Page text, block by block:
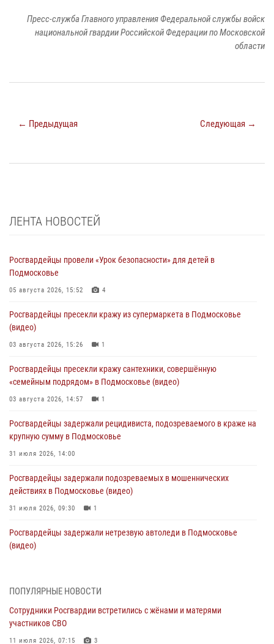
Пресс-служба Главного управления Федеральной службы войск
национальной гвардии Российской Федерации по Московской
области
← Предыдущая Следующая →
ЛЕНТА НОВОСТЕЙ
Росгвардейцы провели «Урок безопасности» для детей в
Подмосковье
05 августа 2026, 15:52 4
Росгвардейцы пресекли кражу из супермаркета в Подмосковье
(видео)
03 августа 2026, 15:26 1
Росгвардейцы пресекли кражу сантехники, совершённую
«семейным подрядом» в Подмосковье (видео)
03 августа 2026, 14:57 1
Росгвардейцы задержали рецидивиста, подозреваемого в краже на
крупную сумму в Подмосковье
31 июля 2026, 14:00
Росгвардейцы задержали подозреваемых в мошеннических
действиях в Подмосковье (видео)
31 июля 2026, 09:30 1
Росгвардейцы задержали нетрезвую автоледи в Подмосковье
(видео)
Росгвардейцы в Подмосковье задержали мужчину, находящегося в
29 июля 2026, 14:44
Росгвардейцы провели день открытых дверей в Подмосковье
ПОПУЛЯРНЫЕ НОВОСТИ
Сотрудники Росгвардии встретились с жёнами и матерями
участников СВО
11 июля 2026, 07:15 3